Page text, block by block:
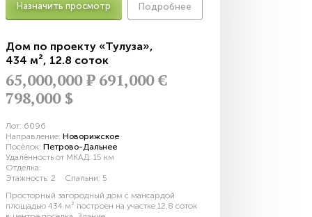
Назначить просмотр Подробнее
Дом по проекту «Тулуза»,
434 м², 12.8 соток
65,000,000Р 691,000 €
798,000 $
Лот: 6096
Направление: Новорижское
Посёлок: Петрово-Дальнее
Удалённость от МКАД: 15 км
Отделка:
Этажность: 2 Спальни: 5
Просторный загородный дом с мансардой
площадью 434 м² построен на участке 12,8 соток